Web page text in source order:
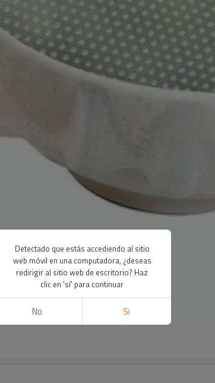
Detectado que estás accediendo al sitio
web móvil en una computadora, ¿deseas
redirigir al sitio web de escritorio? Haz
clic en 'sí' para continuar
No Si